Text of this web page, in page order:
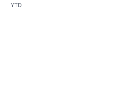
YTD